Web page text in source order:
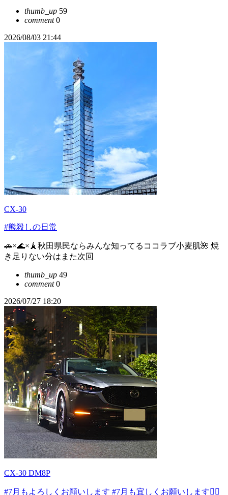
thumb_up 59
comment0
2026/08/03 21:44
CX-30
#熊殺しの日常
🚗×🌊×🗼秋田県民ならみんな知ってるココラブ小麦肌🌺 焼
き足りない分はまた次回
thumb_up 49
comment0
2026/07/27 18:20
CX-30 DM8P
#7月もよろしくお願いします #7月も宜しくお願いします🙇‍♂️